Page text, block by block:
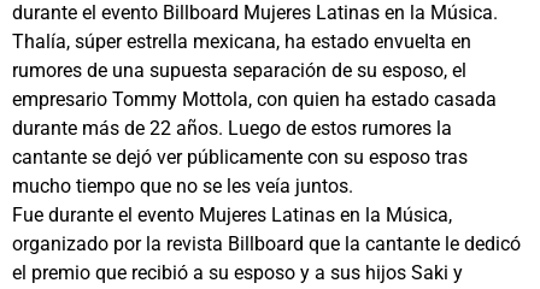
durante el evento Billboard Mujeres Latinas en la Música.
Thalía, súper estrella mexicana, ha estado envuelta en
rumores de una supuesta separación de su esposo, el
empresario Tommy Mottola, con quien ha estado casada
durante más de 22 años. Luego de estos rumores la
cantante se dejó ver públicamente con su esposo tras
mucho tiempo que no se les veía juntos.
Fue durante el evento Mujeres Latinas en la Música,
organizado por la revista Billboard que la cantante le dedicó
el premio que recibió a su esposo y a sus hijos Saki y